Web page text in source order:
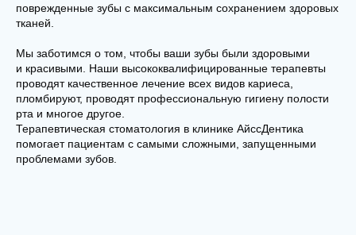
поврежденные зубы с максимальным сохранением здоровых
тканей.
Мы заботимся о том, чтобы ваши зубы были здоровыми
и красивыми. Наши высококвалифицированные терапевты
проводят качественное лечение всех видов кариеса,
пломбируют, проводят профессиональную гигиену полости
рта и многое другое.
Терапевтическая стоматология в клинике АйссДентика
помогает пациентам с самыми сложными, запущенными
проблемами зубов.